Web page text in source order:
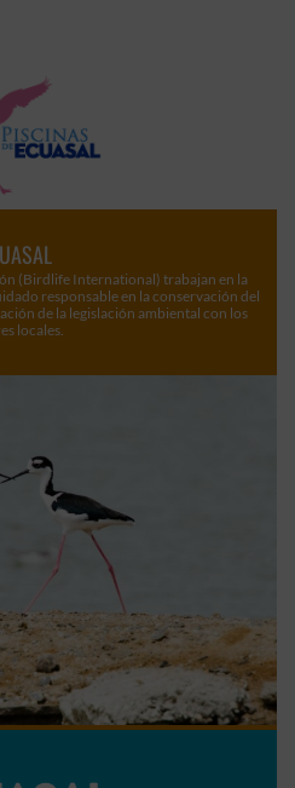
(Birdlife International) trabajan en la
responsable en la conservación del
de la legislación ambiental con los
locales.